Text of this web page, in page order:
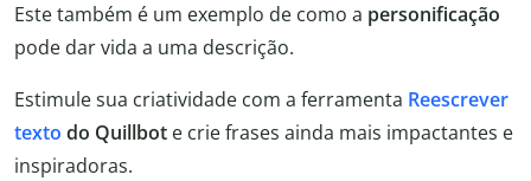
Este também é um exemplo de como a personificação
pode dar vida a uma descrição.
Estimule sua criatividade com a ferramenta Reescrever
texto do Quillbot e crie frases ainda mais impactantes e
inspiradoras.